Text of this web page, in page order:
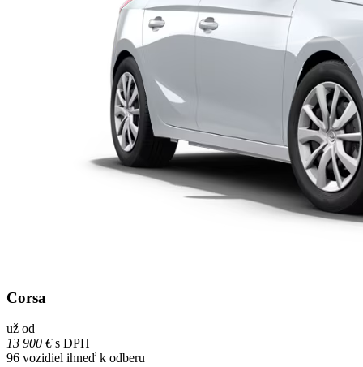
Corsa
už od
13 900 €s DPH
96 vozidiel ihneď k odberu